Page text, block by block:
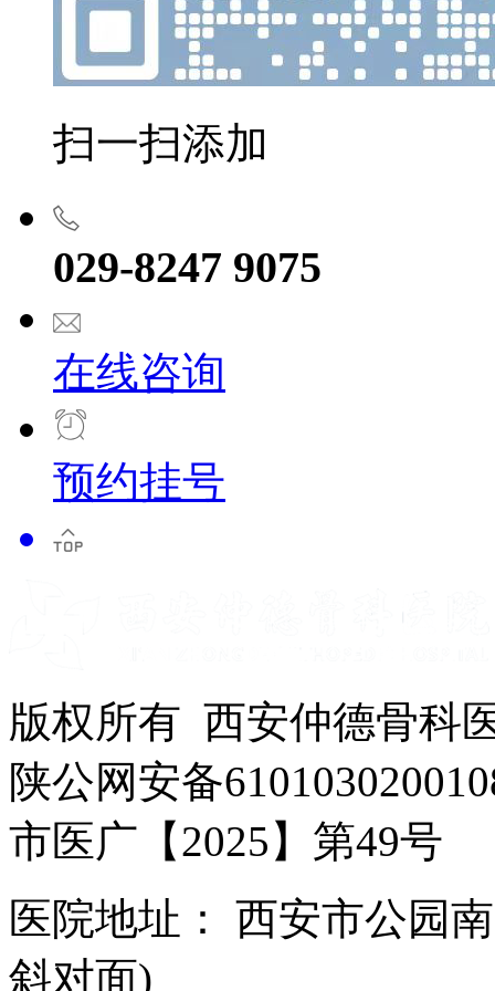
扫一扫添加
029-8247 9075
在线咨询
预约挂号
版权所有 西安仲德骨
陕公网安备
市医广【2025】第49号
医院地址： 西安市公园
斜对面)